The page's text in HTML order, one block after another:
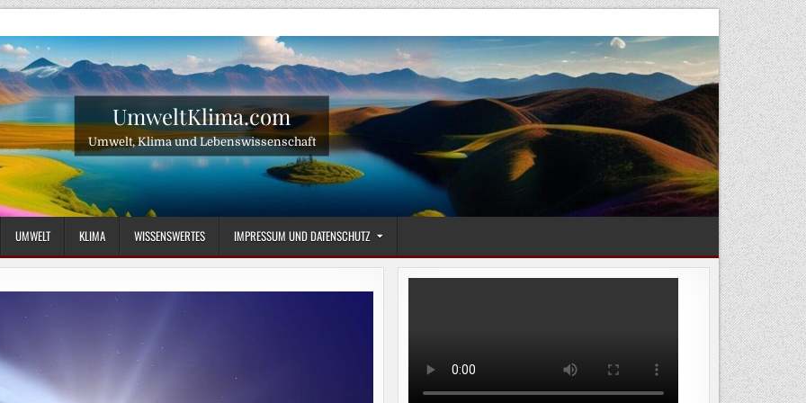
UmweltKlima.com
Umwelt, Klima und Lebenswissenschaft
UMWELT KLIMA WISSENSWERTES IMPRESSUM UND DATENSCHUTZ